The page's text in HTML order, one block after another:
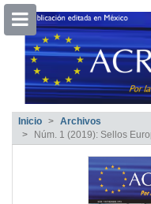
Inicio
Archivos
Núm. 1 (2019): Sellos